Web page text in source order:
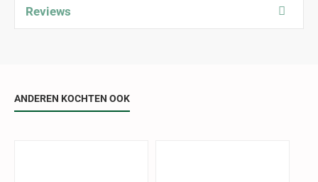
Reviews
ANDEREN KOCHTEN OOK